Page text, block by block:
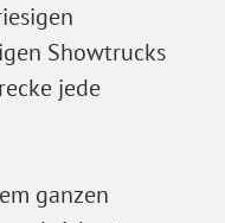
Showtrucks
jede
ganzen